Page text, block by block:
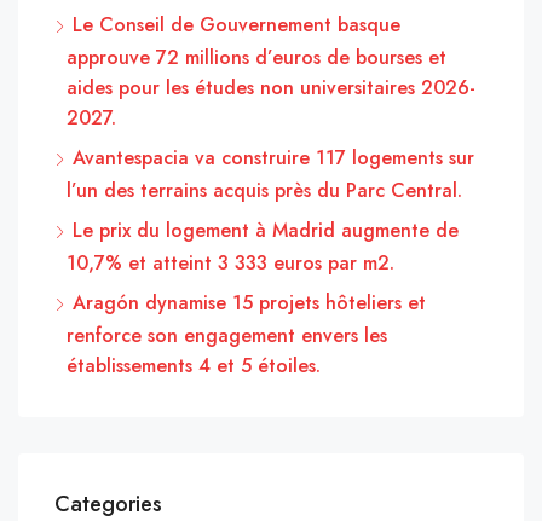
Le Conseil de Gouvernement basque
approuve 72 millions d’euros de bourses et
aides pour les études non universitaires 2026-
2027.
Avantespacia va construire 117 logements sur
l’un des terrains acquis près du Parc Central.
Le prix du logement à Madrid augmente de
10,7% et atteint 3 333 euros par m2.
Aragón dynamise 15 projets hôteliers et
renforce son engagement envers les
établissements 4 et 5 étoiles.
Categories